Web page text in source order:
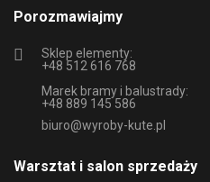
Porozmawiajmy
Sklep elementy:
+48 512 616 768
Marek bramy i balustrady:
+48 889 145 586
biuro@wyroby-kute.pl
Warsztat i salon sprzedaży